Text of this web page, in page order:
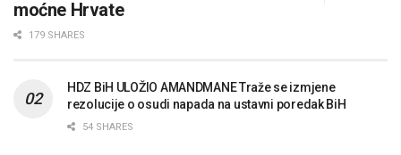
moćne Hrvate
179 SHARES
HDZ BiH ULOŽIO AMANDMANE Traže se izmjene
rezolucije o osudi napada na ustavni poredak BiH
54 SHARES